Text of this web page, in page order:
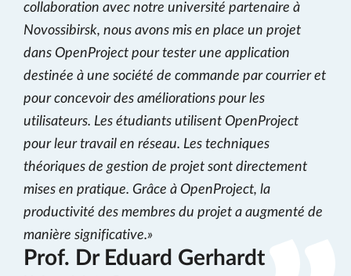
collaboration avec notre université partenaire à
Novossibirsk, nous avons mis en place un projet
dans OpenProject pour tester une application
destinée à une société de commande par courrier et
pour concevoir des améliorations pour les
utilisateurs. Les étudiants utilisent OpenProject
pour leur travail en réseau. Les techniques
théoriques de gestion de projet sont directement
mises en pratique. Grâce à OpenProject, la
productivité des membres du projet a augmenté de
manière significative.
Prof. Dr Eduard Gerhardt